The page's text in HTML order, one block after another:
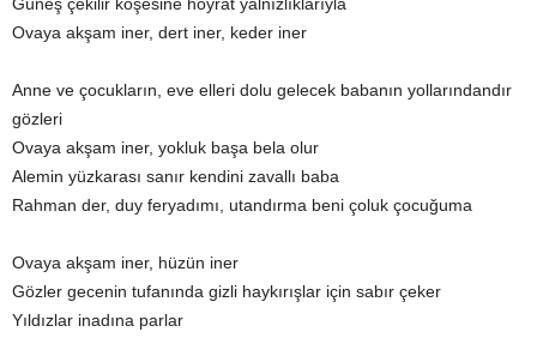
Ovaya akşam iner, dert iner, keder iner
Anne ve çocukların, eve elleri dolu gelecek babanın yollarındandır
gözleri
Ovaya akşam iner, yokluk başa bela olur
Alemin yüzkarası sanır kendini zavallı baba
Rahman der, duy feryadımı, utandırma beni çoluk çocuğuma
Ovaya akşam iner, hüzün iner
Gözler gecenin tufanında gizli haykırışlar için sabır çeker
Yıldızlar inadına parlar